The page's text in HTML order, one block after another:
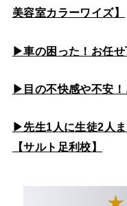
美容室カラーワイズ】
▶車の困った！お任せ
▶目の不快感や不安！
▶先生1人に生徒2人
【サルト足利校】